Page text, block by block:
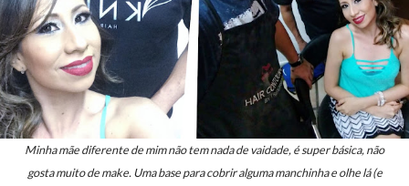
Minha mãe diferente de mim não tem nada de vaidade, é super básica, não
gosta muito de make. Uma base para cobrir alguma manchinha e olhe lá (e